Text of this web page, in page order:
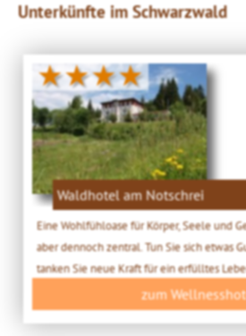
Unterkünfte im Schwarzwald
★★★★
Waldhotel am Notschrei
Eine Wohlfühloase für Körper, Seele und
aber dennoch zentral. Tun Sie sich etwas
tanken Sie neue Kraft für ein erfülltes
zum